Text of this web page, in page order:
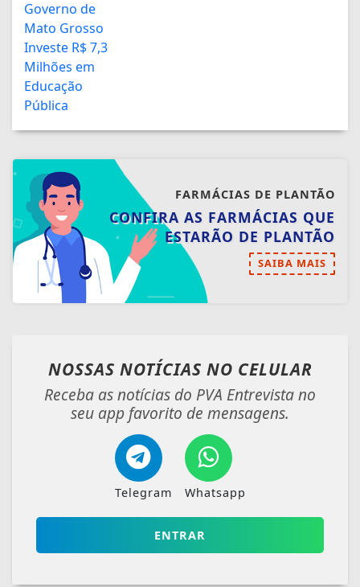
FARMÁCIAS DE PLANTÃO
CONFIRA AS FARMÁCIAS QUE
ESTARÃO DE PLANTÃO
SAIBA MAIS
NOSSAS NOTÍCIAS NO CELULAR
Receba as notícias do PVA Entrevista no
seu app favorito de mensagens.
Telegram Whatsapp
ENTRAR